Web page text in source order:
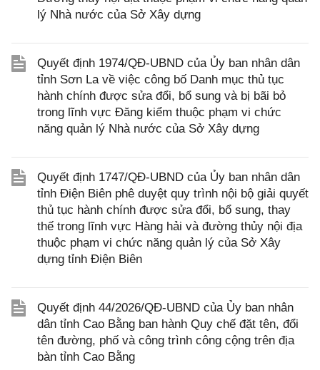
lý Nhà nước của Sở Xây dựng
Quyết định 1974/QĐ-UBND của Ủy ban nhân dân
tỉnh Sơn La về việc công bố Danh mục thủ tục
hành chính được sửa đổi, bổ sung và bị bãi bỏ
trong lĩnh vực Đăng kiểm thuộc phạm vi chức
năng quản lý Nhà nước của Sở Xây dựng
Quyết định 1747/QĐ-UBND của Ủy ban nhân dân
tỉnh Điện Biên phê duyệt quy trình nội bộ giải quyết
thủ tục hành chính được sửa đổi, bổ sung, thay
thế trong lĩnh vực Hàng hải và đường thủy nội địa
thuộc phạm vi chức năng quản lý của Sở Xây
dựng tỉnh Điện Biên
Quyết định 44/2026/QĐ-UBND của Ủy ban nhân
dân tỉnh Cao Bằng ban hành Quy chế đặt tên, đổi
tên đường, phố và công trình công cộng trên địa
bàn tỉnh Cao Bằng